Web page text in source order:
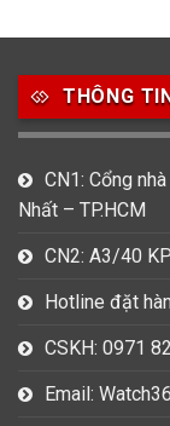
THÔNG
CN1: Cổng
Nhất – TP.HCM
CN2: A3/40
Hotline đặt
CSKH: 0971
Email: